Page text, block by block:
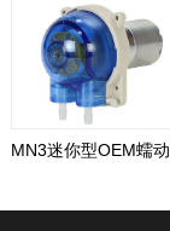
MN3迷你型OEM蠕